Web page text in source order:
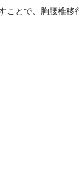
ことで、胸腰椎移